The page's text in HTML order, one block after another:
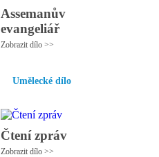
Assemanův
evangeliář
Zobrazit dílo >>
Umělecké dílo
Čtení zpráv
Zobrazit dílo >>